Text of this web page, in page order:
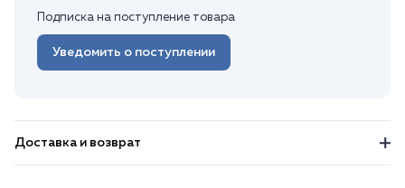
Подписка на поступление товара
Уведомить о поступлении
Доставка и возврат